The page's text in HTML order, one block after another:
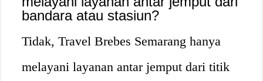
bandara atau stasiun?
Tidak, Travel Brebes Semarang hanya
melayani layanan antar jemput dari titik